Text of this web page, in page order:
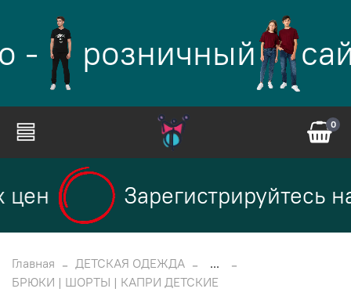
- розничный
0
Зарегистрируйтесь
Главная ДЕТСКАЯ ОДЕЖДА
...
БРЮКИ | ШОРТЫ | КАПРИ ДЕТСКИЕ